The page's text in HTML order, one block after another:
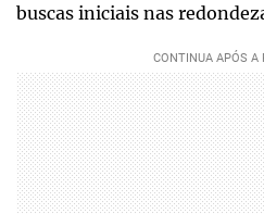
buscas iniciais nas